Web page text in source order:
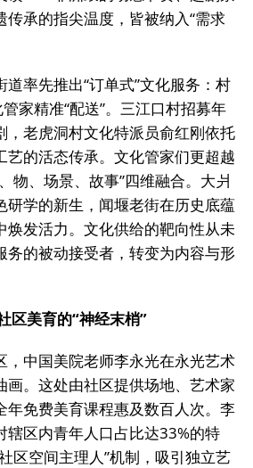
传承的指尖温度，皆被纳入“需求
率先推出“订单式”文化服务：村
家精准“配送”。三江口村招募年
，老虎洞村文化特派员俞红刚依托
艺的活态传承。文化管家们更超越
物、场景、故事”四维融合。大爿
研学的新生，闻堰老街在历史底蕴
焕发活力。文化供给的靶向性从未
务的被动接受者，转变为内容与形
区美育的“神经末梢”
，中国美院老师李永光在永光艺术
画。这处由社区提供场地、艺术家
年免费美育课程惠及数百人次。李
辖区内青年人口占比达33%的特
区空间主理人”机制，吸引独立艺